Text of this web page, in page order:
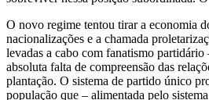
O novo regime tentou tirar a economia
nacionalizações e a chamada
levadas a cabo com fanatismo
absoluta falta de compreensão das
plantação. O sistema de partido único
população que – alimentada pelo